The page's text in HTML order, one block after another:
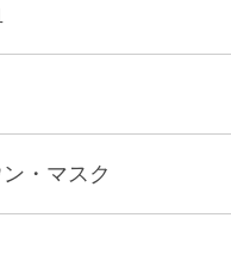
・マスク